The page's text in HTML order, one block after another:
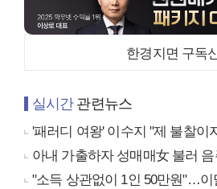
한경지면 구독
실시간관련뉴스
'패러디 여왕' 이수지 "제 불찰이
아내 가출하자 성매매女 불러
"소득 상관없이 1인 50만원"…이